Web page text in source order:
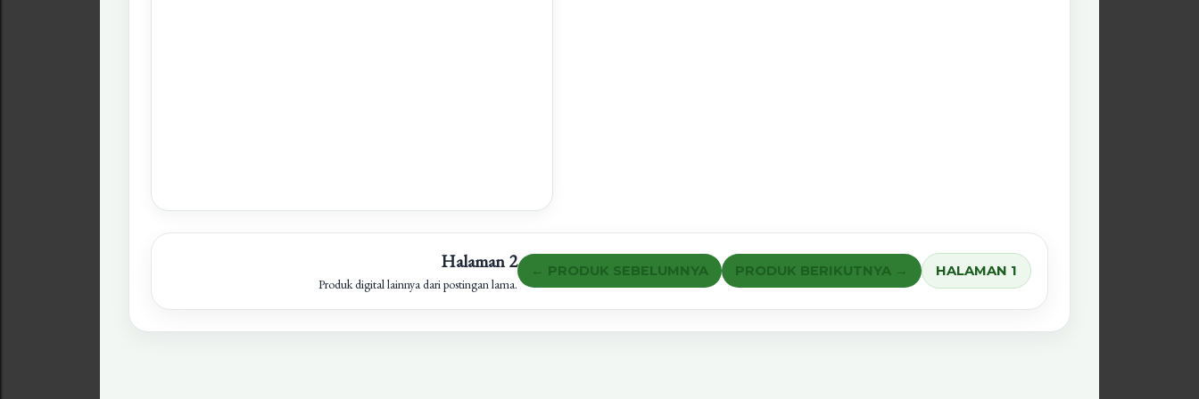
Halaman 2
Produk digital lainnya dari postingan lama.
← PRODUK SEBELUMNYA PRODUK BERIKUTNYA → HALAMAN 1